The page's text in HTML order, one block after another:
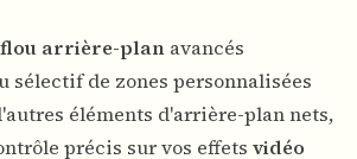
arrière-plan avancés
sélectif de zones personnalisées
éléments d'arrière-plan nets,
précis sur vos effets vidéo